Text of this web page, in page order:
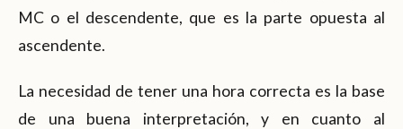
MC o el descendente, que es la parte opuesta al
ascendente.
La necesidad de tener una hora correcta es la base
de una buena interpretación, y en cuanto al